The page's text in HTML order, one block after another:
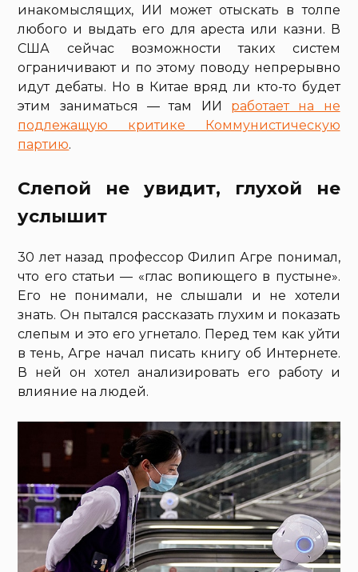
инакомыслящих, ИИ может отыскать в толпе
любого и выдать его для ареста или казни. В
США сейчас возможности таких систем
ограничивают и по этому поводу непрерывно
идут дебаты. Но в Китае вряд ли кто-то будет
этим заниматься — там ИИ работает на не
подлежащую критике Коммунистическую
партию.
Слепой не увидит, глухой не
услышит
30 лет назад профессор Филип Агре понимал,
что его статьи — «глас вопиющего в пустыне».
Его не понимали, не слышали и не хотели
знать. Он пытался рассказать глухим и показать
слепым и это его угнетало. Перед тем как уйти
в тень, Агре начал писать книгу об Интернете.
В ней он хотел анализировать его работу и
влияние на людей.